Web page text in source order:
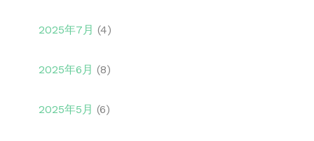
2025年7月 (4)
2025年6月 (8)
2025年5月 (6)